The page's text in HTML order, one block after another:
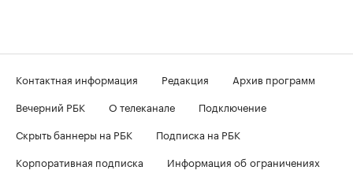
Контактная информация Редакция
Архив программ
Вечерний РБК
О телеканале
Подключение
Скрыть баннеры на РБК
Подписка на РБК
Корпоративная подписка
Информация об ограничениях